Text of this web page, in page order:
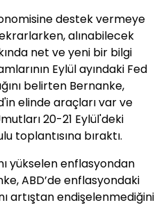
destek vermeye
alınabilecek
net ve yeni bir bilgi
Eylül ayındaki Fed
belirten Bernanke,
elinde araçları var ve
20-21 Eylül'deki
toplantısına bıraktı.
yükselen enflasyondan
ABD’de enflasyondaki
artıştan endişelenmediğini